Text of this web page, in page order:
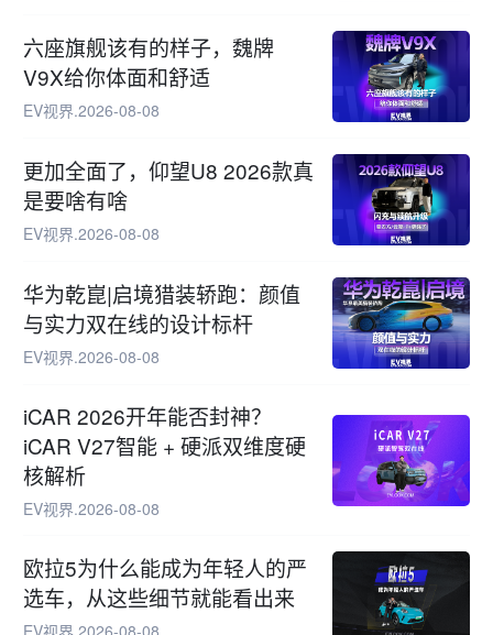
六座旗舰该有的样子，魏牌
V9X给你体面和舒适
EV视界.2026-08-08
更加全面了，仰望U8 2026款真
是要啥有啥
EV视界.2026-08-08
华为乾崑|启境猎装轿跑：颜值
与实力双在线的设计标杆
EV视界.2026-08-08
iCAR 2026开年能否封神？
iCAR V27智能 + 硬派双维度硬
核解析
EV视界.2026-08-08
欧拉5为什么能成为年轻人的严
选车，从这些细节就能看出来
EV视界 2026-08-08